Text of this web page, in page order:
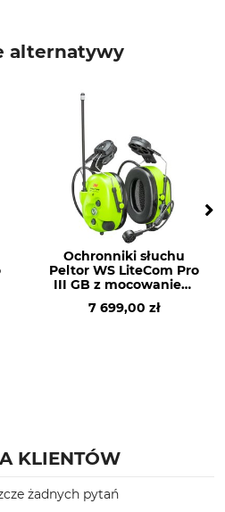
alternatywy
Ochronniki słuchu
Peltor WS LiteCom Pro
III GB z mocowaniem
7 699,00 zł
KLIENTÓW
żadnych pytań